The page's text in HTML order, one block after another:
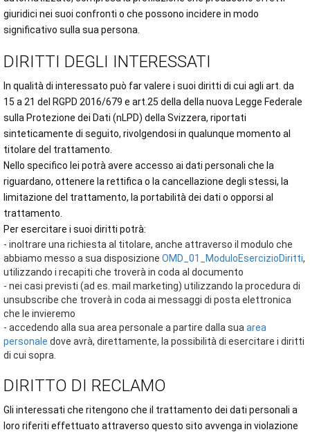
giuridici nei suoi confronti o che possono incidere in modo
significativo sulla sua persona.
DIRITTI DEGLI INTERESSATI
In qualità di interessato può far valere i suoi diritti di cui agli art. da
15 a 21 del RGPD 2016/679 e art.25 della della nuova Legge Federale
sulla Protezione dei Dati (nLPD) della Svizzera, riportati
sinteticamente di seguito, rivolgendosi in qualunque momento al
titolare del trattamento.
Nello specifico lei potrà avere accesso ai dati personali che la
riguardano, ottenere la rettifica o la cancellazione degli stessi, la
limitazione del trattamento, la portabilità dei dati o opporsi al
trattamento.
Per esercitare i suoi diritti potrà:
- inoltrare una richiesta al titolare, anche attraverso il modulo che
abbiamo messo a sua disposizione OMD_01_ModuloEsercizioDiritti,
utilizzando i recapiti che troverà in coda al documento
- nei casi previsti (ad es. mail marketing) utilizzando la procedura di
unsubscribe che troverà in coda ai messaggi di posta elettronica
che le invieremo
- accedendo alla sua area personale a partire dalla sua area
personale dove avrà, direttamente, la possibilità di esercitare i diritti
di cui sopra.
DIRITTO DI RECLAMO
Gli interessati che ritengono che il trattamento dei dati personali a
loro riferiti effettuato attraverso questo sito avvenga in violazione